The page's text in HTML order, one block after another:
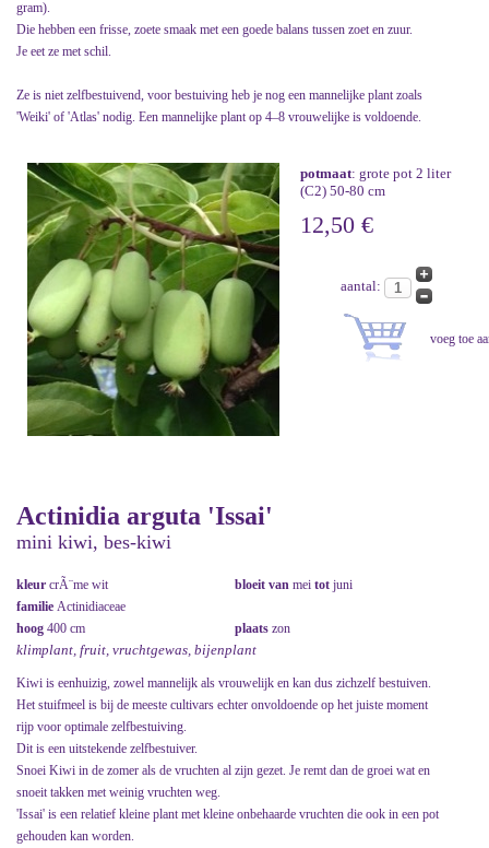
gram).
Die hebben een frisse, zoete smaak met een goede balans tussen zoet en zuur.
Je eet ze met schil.
Ze is niet zelfbestuivend, voor bestuiving heb je nog een mannelijke plant zoals
'Weiki' of 'Atlas' nodig. Een mannelijke plant op 4–8 vrouwelijke is voldoende.
potmaat: grote pot 2 liter
(C2) 50-80 cm
12,50 €
aantal:
Actinidia arguta 'Issai'
mini kiwi, bes-kiwi
kleur crÃ¨me wit bloeit van mei tot juni
familie Actinidiaceae
hoog 400 cm plaats zon
klimplant, fruit, vruchtgewas, bijenplant
Kiwi is eenhuizig, zowel mannelijk als vrouwelijk en kan dus zichzelf bestuiven.
Het stuifmeel is bij de meeste cultivars echter onvoldoende op het juiste moment
rijp voor optimale zelfbestuiving.
Dit is een uitstekende zelfbestuiver.
Snoei Kiwi in de zomer als de vruchten al zijn gezet. Je remt dan de groei wat en
snoeit takken met weinig vruchten weg.
'Issai' is een relatief kleine plant met kleine onbehaarde vruchten die ook in een pot
gehouden kan worden.